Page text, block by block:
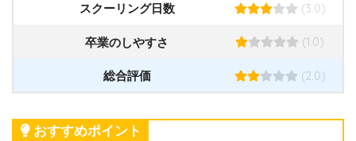
スクーリング日数 (3.0)
卒業のしやすさ (1.0)
総合評価 (2.0)
おすすめポイント